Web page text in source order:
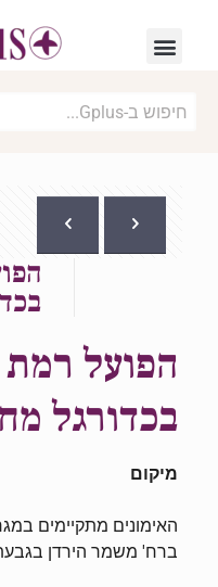
הפועל רמת
בכדורגל
מיקום
האימונים מתקיימים
ברח' משמר הירדן